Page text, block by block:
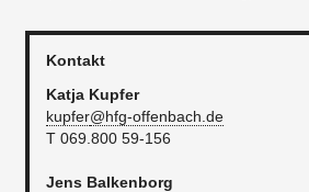
Kontakt
Katja Kupfer
​kupfer@hfg-offenbach.de
T 069.800 59-156
Jens Balkenborg